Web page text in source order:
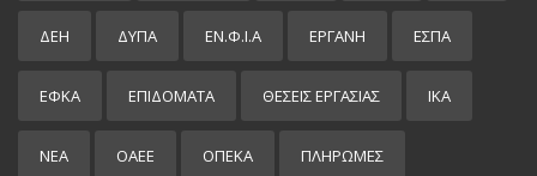
ΔΕΗ ΔΥΠΑ ΕΝ.Φ.Ι.Α ΕΡΓΑΝΗ ΕΣΠΑ
ΕΦΚΑ ΕΠΙΔΌΜΑΤΑ ΘΕΣΕΙΣ ΕΡΓΑΣΙΑΣ ΙΚΑ
ΝΕΑ ΟΑΕΕ ΟΠΕΚΑ ΠΛΗΡΩΜΕΣ